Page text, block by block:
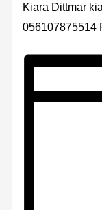
Kiara Dittmar
056107875514